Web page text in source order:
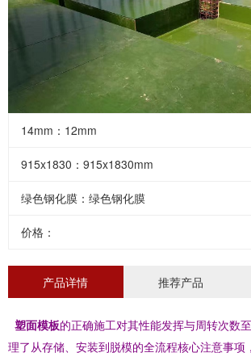
14mm：12mm
915x1830：915x1830mm
绿色钢化膜：绿色钢化膜
价格：
产品详情 推荐产品
塑面模板的正确施工对其性能发挥与周转次数
理了从存储、安装到脱模的全流程核心注意事项